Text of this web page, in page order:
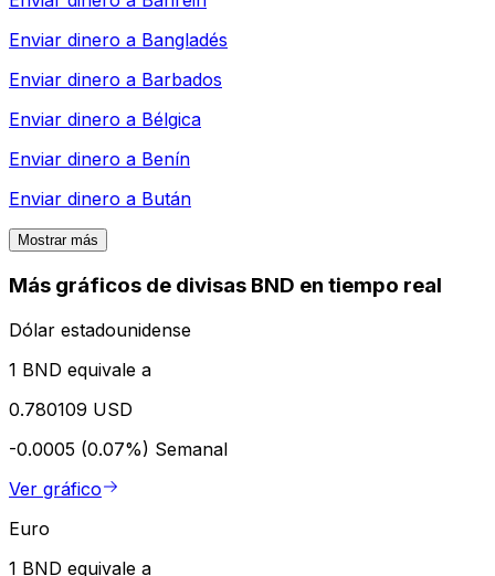
Enviar dinero a Bangladés
Enviar dinero a Barbados
Enviar dinero a Bélgica
Enviar dinero a Benín
Enviar dinero a Bután
Mostrar más
Más gráficos de divisas BND en tiempo real
Dólar estadounidense
1 BND equivale a
0.780109 USD
-0.0005 (0.07%) Semanal
Ver gráfico
Euro
1 BND equivale a